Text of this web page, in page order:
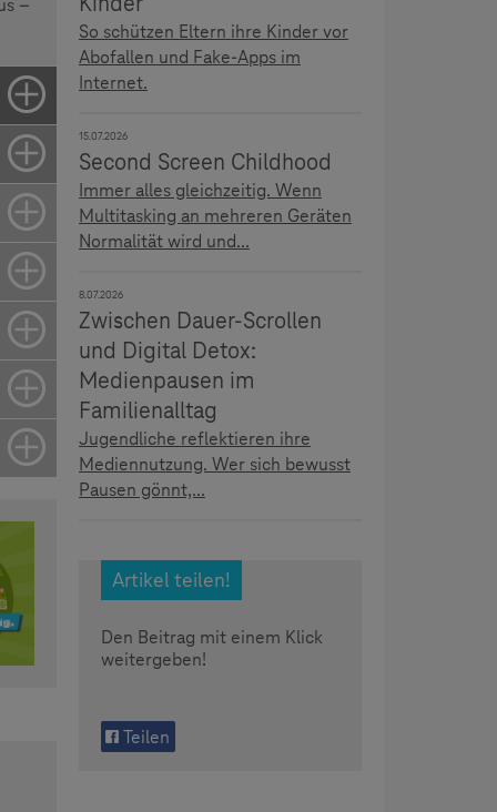
–
So schützen Eltern ihre Kinder vor
Abofallen und Fake-Apps im
Internet.
15.07.2026
Second Screen Childhood
Immer alles gleichzeitig. Wenn
Multitasking an mehreren Geräten
Normalität wird und...
8.07.2026
Zwischen Dauer-Scrollen
und Digital Detox:
Medienpausen im
Familienalltag
Jugendliche reflektieren ihre
Mediennutzung. Wer sich bewusst
Pausen gönnt,...
Artikel teilen!
Den Beitrag mit einem Klick
weitergeben!
Teilen